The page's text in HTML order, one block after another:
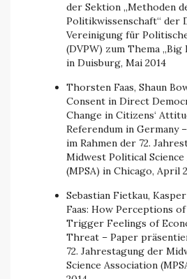
der Sektion „Methoden
Politikwissenschaft“ der
Vereinigung für
(DVPW) zum Thema „Big
in Duisburg, Mai 2014
Thorsten Faas, Shaun
Consent in Direct
Change in Citizens‘
Referendum in Germany
im Rahmen der 72.
Midwest Political
(MPSA) in Chicago, April
Sebastian Fietkau,
Faas: How Perceptions
Trigger Feelings of
Threat – Paper
72. Jahrestagung der
Science Association